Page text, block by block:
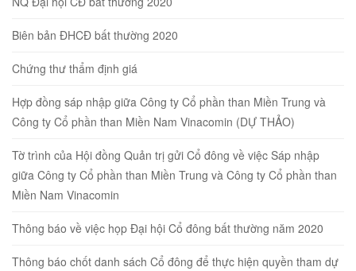
Biên bản ĐHCĐ bất thường 2020
Chứng thư thẩm định giá
Hợp đồng sáp nhập giữa Công ty Cổ phần than Miền Trung và
Công ty Cổ phần than Miền Nam Vinacomin (DỰ THẢO)
Tờ trình của Hội đồng Quản trị gửi Cổ đông về việc Sáp nhập
giữa Công ty Cổ phần than Miền Trung và Công ty Cổ phần than
Miền Nam Vinacomin
Thông báo về việc họp Đại hội Cổ đông bất thường năm 2020
Thông báo chốt danh sách Cổ đông để thực hiện quyền tham dự